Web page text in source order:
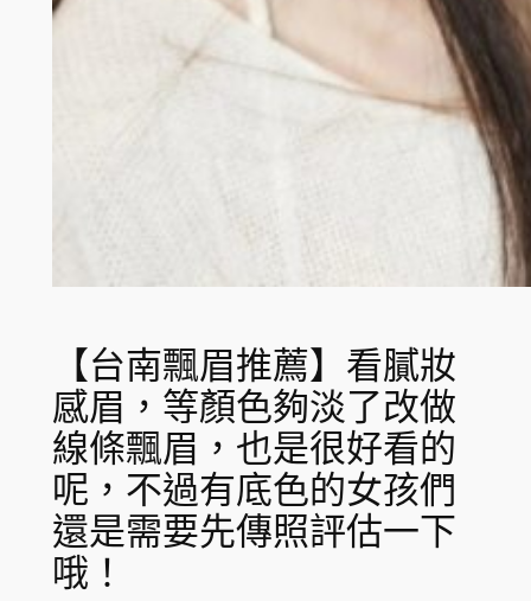
【台南飄眉推薦】看膩妝
感眉，等顏色夠淡了改做
線條飄眉，也是很好看的
呢，不過有底色的女孩們
還是需要先傳照評估一下
哦！